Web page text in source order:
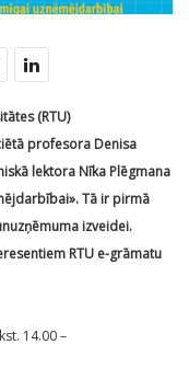
(RTU)
profesora Denisa
lektora Nīka Plēgmana
Tā ir pirmā
izveidei.
RTU e-grāmatu
14.00 –